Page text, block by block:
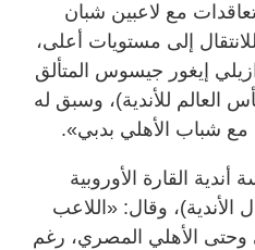
مع لاعبين شبان
إلى مستويات أعلى،
إيغور جيسوس المتألق
العالم للأندية)، وسبق له
مع شباب الأهلي بدبي».
القارة الأوروبية
الأندية)، وقال: «اللاعب
وحتى الأهلي المصري، رغم